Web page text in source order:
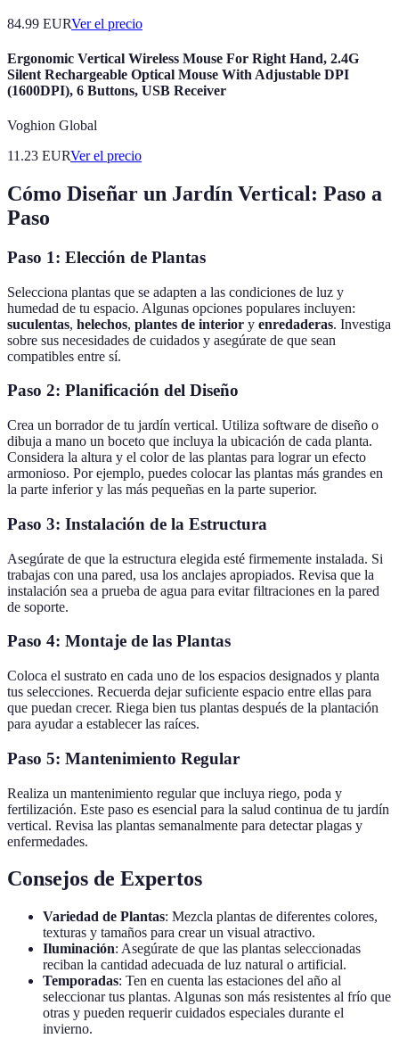
84.99 EURVer el precio
Ergonomic Vertical Wireless Mouse For Right Hand, 2.4G
Silent Rechargeable Optical Mouse With Adjustable DPI
(1600DPI), 6 Buttons, USB Receiver
Voghion Global
11.23 EURVer el precio
Cómo Diseñar un Jardín Vertical: Paso a
Paso
Paso 1: Elección de Plantas
Selecciona plantas que se adapten a las condiciones de luz y
humedad de tu espacio. Algunas opciones populares incluyen:
suculentas, helechos, plantes de interior y enredaderas. Investiga
sobre sus necesidades de cuidados y asegúrate de que sean
compatibles entre sí.
Paso 2: Planificación del Diseño
Crea un borrador de tu jardín vertical. Utiliza software de diseño o
dibuja a mano un boceto que incluya la ubicación de cada planta.
Considera la altura y el color de las plantas para lograr un efecto
armonioso. Por ejemplo, puedes colocar las plantas más grandes en
la parte inferior y las más pequeñas en la parte superior.
Paso 3: Instalación de la Estructura
Asegúrate de que la estructura elegida esté firmemente instalada. Si
trabajas con una pared, usa los anclajes apropiados. Revisa que la
instalación sea a prueba de agua para evitar filtraciones en la pared
de soporte.
Paso 4: Montaje de las Plantas
Coloca el sustrato en cada uno de los espacios designados y planta
tus selecciones. Recuerda dejar suficiente espacio entre ellas para
que puedan crecer. Riega bien tus plantas después de la plantación
para ayudar a establecer las raíces.
Paso 5: Mantenimiento Regular
Realiza un mantenimiento regular que incluya riego, poda y
fertilización. Este paso es esencial para la salud continua de tu jardín
vertical. Revisa las plantas semanalmente para detectar plagas y
enfermedades.
Consejos de Expertos
Variedad de Plantas: Mezcla plantas de diferentes colores,
texturas y tamaños para crear un visual atractivo.
Iluminación: Asegúrate de que las plantas seleccionadas
reciban la cantidad adecuada de luz natural o artificial.
Temporadas: Ten en cuenta las estaciones del año al
seleccionar tus plantas. Algunas son más resistentes al frío que
otras y pueden requerir cuidados especiales durante el
invierno.